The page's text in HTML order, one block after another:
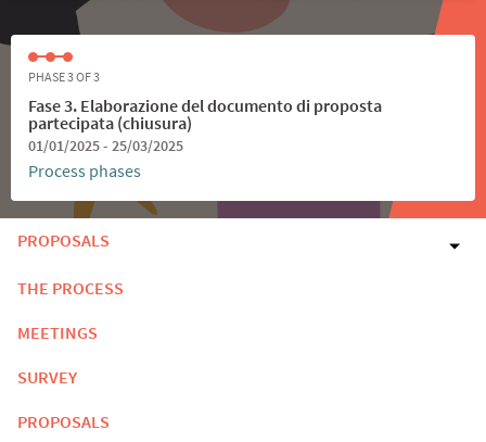
PHASE 3 OF 3
Fase 3. Elaborazione del documento di proposta
partecipata (chiusura)
01/01/2025 - 25/03/2025
Process phases
PROPOSALS
THE PROCESS
MEETINGS
SURVEY
PROPOSALS